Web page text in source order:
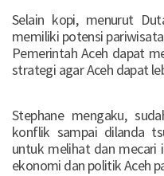
Selain kopi, menurut
memiliki potensi
Pemerintah Aceh dapat
strategi agar Aceh dapat
Stephane mengaku,
konflik sampai dilanda
untuk melihat dan mecari
ekonomi dan politik Aceh